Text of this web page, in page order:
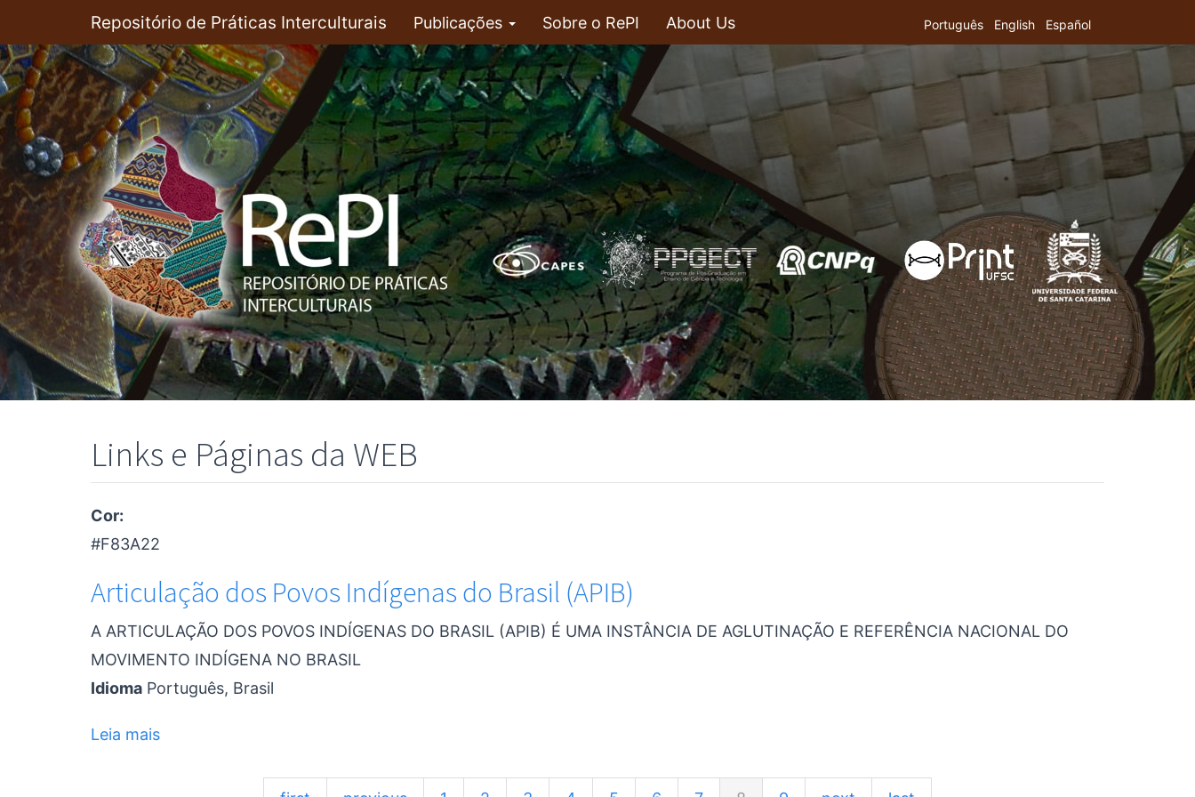
para
o
conteúdo
principal
Repositório de Práticas Interculturais Publicações Sobre o RePI About Us Português English Español
Links e Páginas da WEB
Cor:
#F83A22
Articulação dos Povos Indígenas do Brasil (APIB)
A ARTICULAÇÃO DOS POVOS INDÍGENAS DO BRASIL (APIB) É UMA INSTÂNCIA DE AGLUTINAÇÃO E REFERÊNCIA NACIONAL DO
MOVIMENTO INDÍGENA NO BRASIL
Idioma Português, Brasil
Leia mais